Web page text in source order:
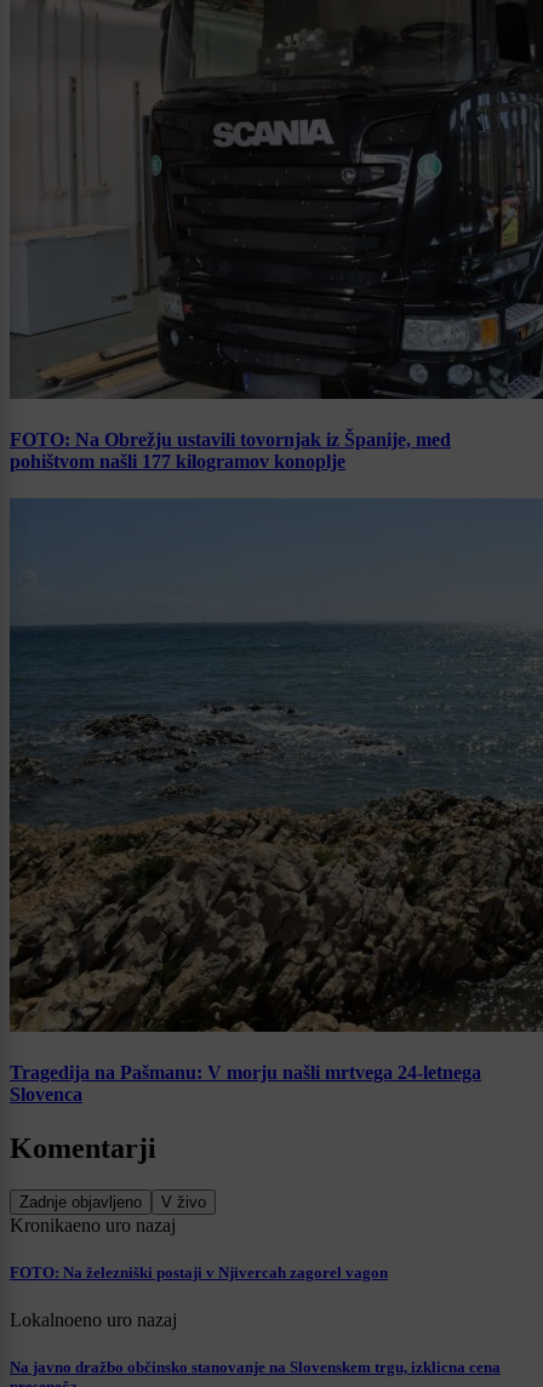
FOTO: Na Obrežju ustavili tovornjak iz Španije, med
pohištvom našli 177 kilogramov konoplje
Tragedija na Pašmanu: V morju našli mrtvega 24-letnega
Slovenca
Komentarji
Zadnje objavljeno V živo
Kronikaeno uro nazaj
FOTO: Na železniški postaji v Njivercah zagorel vagon
Lokalnoeno uro nazaj
Na javno dražbo občinsko stanovanje na Slovenskem trgu, izklicna cena